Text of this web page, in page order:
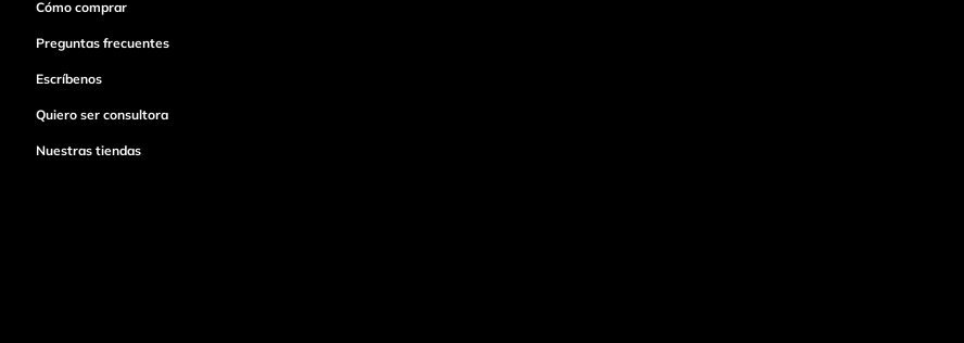
Cómo comprar
Preguntas frecuentes
Escríbenos
Quiero ser consultora
Nuestras tiendas